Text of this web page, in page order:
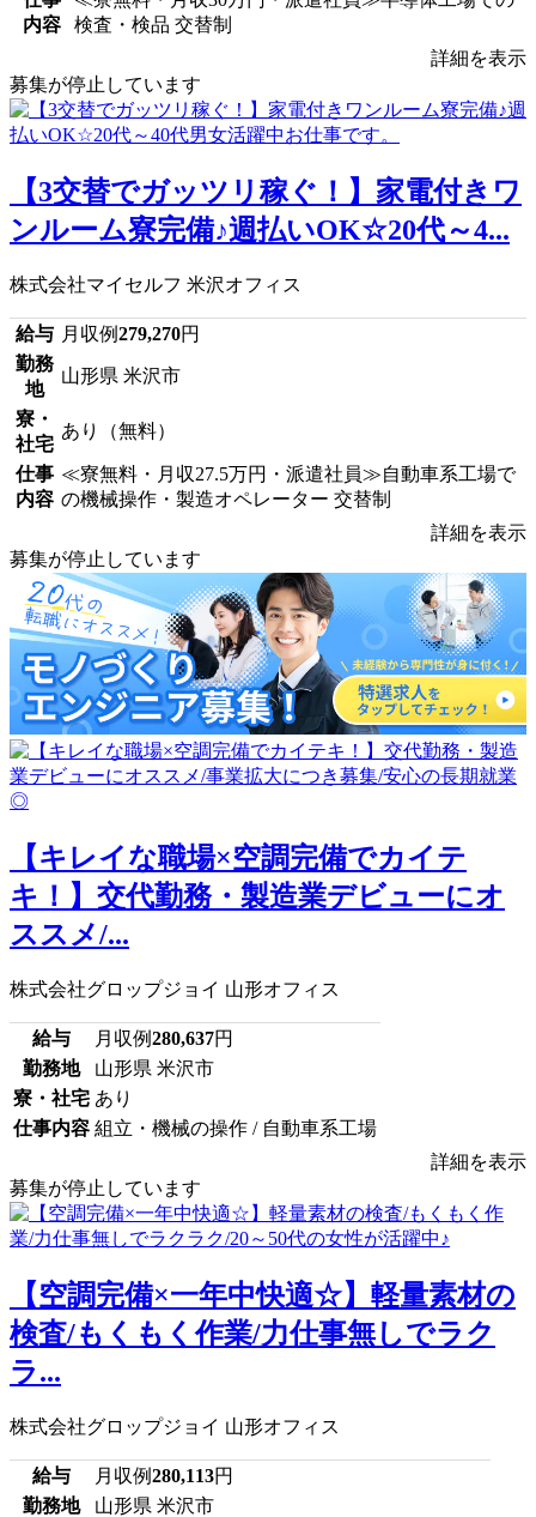
内容
検査・検品 交替制
詳細を表示
募集が停止しています
【3交替でガッツリ稼ぐ！】家電付きワ
ンルーム寮完備♪週払いOK☆20代～4...
株式会社マイセルフ 米沢オフィス
給与 月収例279,270円
勤務
地
山形県 米沢市
寮・
社宅
あり（無料）
仕事
内容
≪寮無料・月収27.5万円・派遣社員≫自動車系工場で
の機械操作・製造オペレーター 交替制
詳細を表示
募集が停止しています
【キレイな職場×空調完備でカイテ
キ！】交代勤務・製造業デビューにオ
ススメ/...
株式会社グロップジョイ 山形オフィス
給与 月収例280,637円
勤務地
山形県 米沢市
寮・社宅 あり
仕事内容 組立・機械の操作 / 自動車系工場
詳細を表示
募集が停止しています
【空調完備×一年中快適☆】軽量素材の
検査/もくもく作業/力仕事無しでラク
ラ...
株式会社グロップジョイ 山形オフィス
給与 月収例280,113円
勤務地
山形県 米沢市